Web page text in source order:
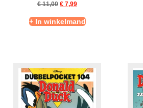
€11,00 € 7,99
+ In winkelmand